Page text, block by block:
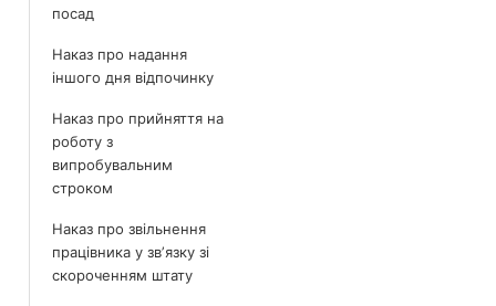
посад
Наказ про надання
іншого дня відпочинку
Наказ про прийняття на
роботу з
випробувальним
строком
Наказ про звільнення
працівника у звʼязку зі
скороченням штату